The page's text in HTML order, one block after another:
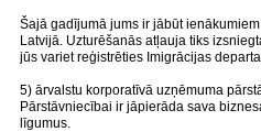
Šajā gadījumā jums ir jābūt
Latvijā. Uzturēšanās atļauja tiks
jūs variet reģistrēties Imigrācijas
5) ārvalstu korporatīvā uzņēmuma
Pārstāvniecībai ir jāpierāda sava
līgumus.